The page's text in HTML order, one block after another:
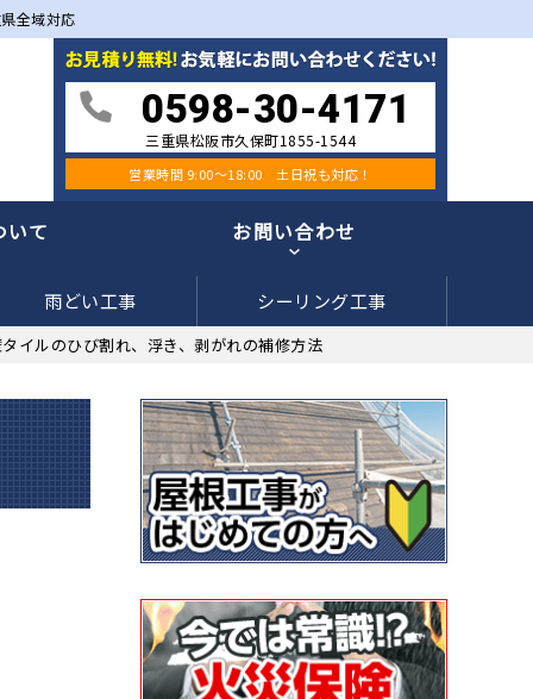
全域対応
0598-30-4171
三重県松阪市久保町1855-1544
営業時間 9:00〜18:00 土日祝も対応！
いて お問い合わせ
雨どい工事 シーリング工事
イルのひび割れ、浮き、剥がれの補修方法